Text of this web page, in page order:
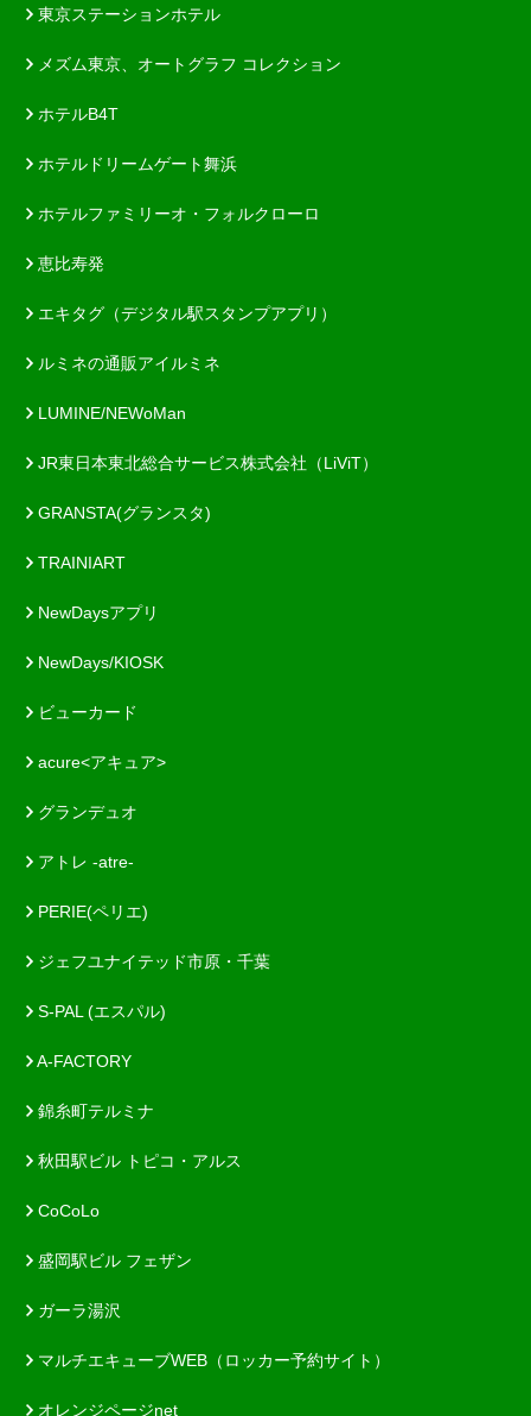
東京ステーションホテル
メズム東京、オートグラフ コレクション
ホテルB4T
ホテルドリームゲート舞浜
ホテルファミリーオ・フォルクローロ
恵比寿発
エキタグ（デジタル駅スタンプアプリ）
ルミネの通販アイルミネ
LUMINE/NEWoMan
JR東日本東北総合サービス株式会社（LiViT）
GRANSTA(グランスタ)
TRAINIART
NewDaysアプリ
NewDays/KIOSK
ビューカード
acure<アキュア>
グランデュオ
アトレ -atre-
PERIE(ペリエ)
ジェフユナイテッド市原・千葉
S-PAL (エスパル)
A-FACTORY
錦糸町テルミナ
秋田駅ビル トピコ・アルス
CoCoLo
盛岡駅ビル フェザン
ガーラ湯沢
マルチエキューブWEB（ロッカー予約サイト）
オレンジページnet